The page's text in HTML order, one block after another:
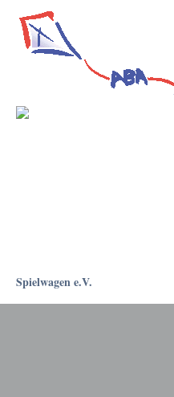
Spielwagen e.V.